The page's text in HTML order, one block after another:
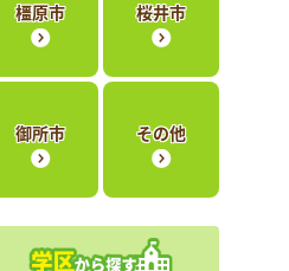
橿原市 桜井市
御所市 その他